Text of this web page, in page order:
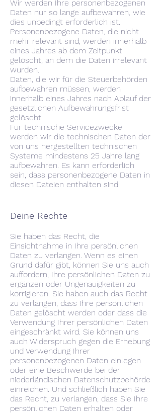
Wir werden Ihre personenbezogenen
Daten nur so lange aufbewahren, wie
dies unbedingt erforderlich ist.
Personenbezogene Daten, die nicht
mehr relevant sind, werden innerhalb
eines Jahres ab dem Zeitpunkt
gelöscht, an dem die Daten irrelevant
wurden.
Daten, die wir für die Steuerbehörden
aufbewahren müssen, werden
innerhalb eines Jahres nach Ablauf der
gesetzlichen Aufbewahrungsfrist
gelöscht.
Für technische Servicezwecke
werden wir die technischen Daten der
von uns hergestellten technischen
Systeme mindestens 25 Jahre lang
aufbewahren. Es kann erforderlich
sein, dass personenbezogene Daten in
diesen Dateien enthalten sind.
Deine Rechte
Sie haben das Recht, die
Einsichtnahme in Ihre persönlichen
Daten zu verlangen. Wenn es einen
Grund dafür gibt, können Sie uns auch
auffordern, Ihre persönlichen Daten zu
ergänzen oder Ungenauigkeiten zu
korrigieren. Sie haben auch das Recht
zu verlangen, dass Ihre persönlichen
Daten gelöscht werden oder dass die
Verwendung Ihrer persönlichen Daten
eingeschränkt wird. Sie können uns
auch Widerspruch gegen die Erhebung
und Verwendung Ihrer
personenbezogenen Daten einlegen
oder eine Beschwerde bei der
niederländischen Datenschutzbehörde
einreichen. Und schließlich haben Sie
das Recht, zu verlangen, dass Sie Ihre
persönlichen Daten erhalten oder